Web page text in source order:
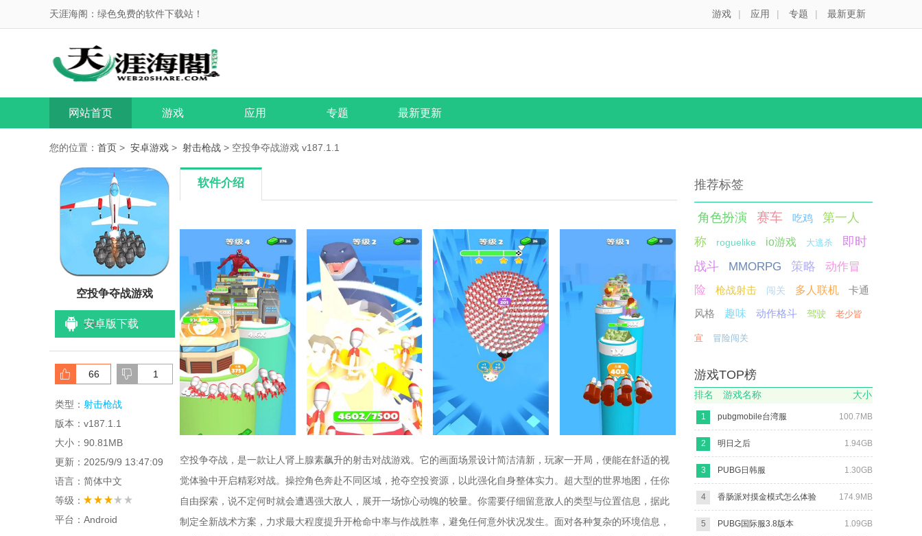
天涯海阁：绿色免费的软件下载站！ 游戏 | 应用 | 专题 | 最新更新
网站首页 游戏 应用 专题 最新更新
您的位置： 首页 > 安卓游戏 > 射击枪战 > 空投争夺战游戏 v187.1.1
空投争夺战游戏
安卓版下载
</li>
66 1
类型： 射击枪战
版本：v187.1.1
大小：90.81MB
更新：2025/9/9 13:47:09
语言：简体中文
等级：
平台：Android
软件介绍
空投争夺战，是一款让人肾上腺素飙升的射击对战游戏。它的画面场景设计简洁清新，玩家一开局，便能在舒适的视
觉体验中开启精彩对战。操控角色奔赴不同区域，抢夺空投资源，以此强化自身整体实力。超大型的世界地图，任你
自由探索，说不定何时就会遭遇强大敌人，展开一场惊心动魄的较量。你需要仔细留意敌人的类型与位置信息，据此
制定全新战术方案，力求最大程度提升开枪命中率与作战胜率，避免任何意外状况发生。面对各种复杂的环境信息，
推荐标签
角色扮演 赛车 吃鸡
第一人
称
roguelike io游戏 大逃杀
即时
战斗
MMORPG 策略
动作冒
险
枪战射击 闯关 多人联机
卡通
风格
趣味 动作格斗 驾驶 老少皆
宜 冒险闯关
游戏TOP榜
排名 游戏名称 大小
1 100.7MB
pubgmobile台湾服
2 1.94GB
明日之后
3 1.30GB
PUBG日韩服
4 174.9MB
香肠派对摸金模式怎么体验
5 1.09GB
PUBG国际服3.8版本